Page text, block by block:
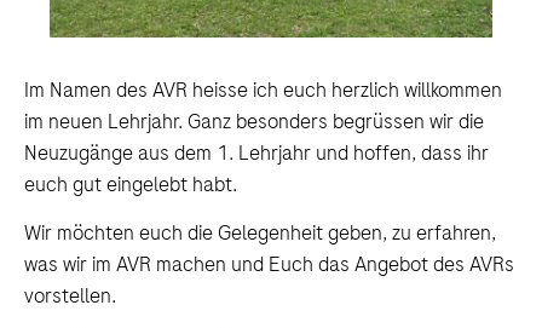
Im Namen des AVR heisse ich euch herzlich willkommen
im neuen Lehrjahr. Ganz besonders begrüssen wir die
Neuzugänge aus dem 1. Lehrjahr und hoffen, dass ihr
euch gut eingelebt habt.
Wir möchten euch die Gelegenheit geben, zu erfahren,
was wir im AVR machen und Euch das Angebot des AVRs
vorstellen.